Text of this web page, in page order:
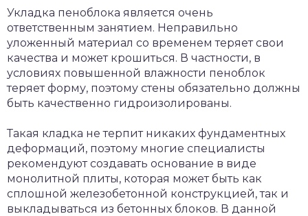
Укладка пеноблока является очень
ответственным занятием. Неправильно
уложенный материал со временем теряет свои
качества и может крошиться. В частности, в
условиях повышенной влажности пеноблок
теряет форму, поэтому стены обязательно должны
быть качественно гидроизолированы.
Такая кладка не терпит никаких фундаментных
деформаций, поэтому многие специалисты
рекомендуют создавать основание в виде
монолитной плиты, которая может быть как
сплошной железобетонной конструкцией, так и
выкладываться из бетонных блоков. В данной